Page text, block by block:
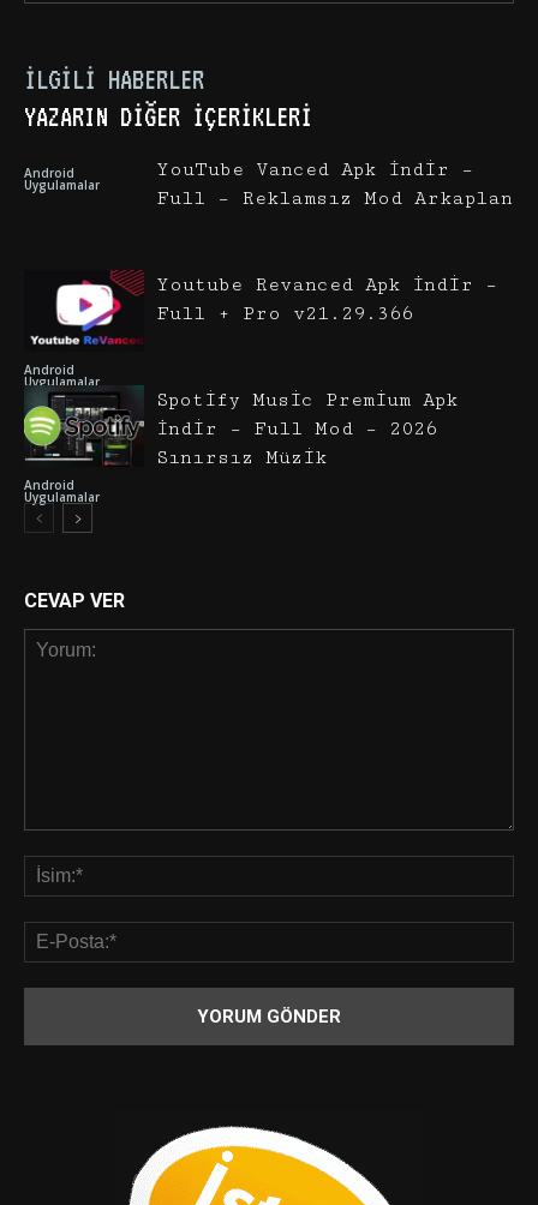
İLGILI HABERLER
YAZARIN DIĞER İÇERIKLERI
Android
Uygulamalar
YouTube Vanced Apk İndir –
Full – Reklamsız Mod Arkaplan
Android
Uygulamalar
Youtube Revanced Apk İndir –
Full + Pro v21.29.366
Android
Uygulamalar
Spotify Music Premium Apk
İndir – Full Mod – 2026
Sınırsız Müzik
CEVAP VER